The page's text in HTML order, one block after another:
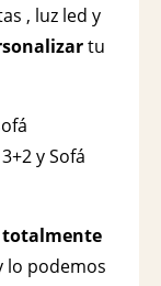
, luz led y
tu
y Sofá
totalmente
lo podemos